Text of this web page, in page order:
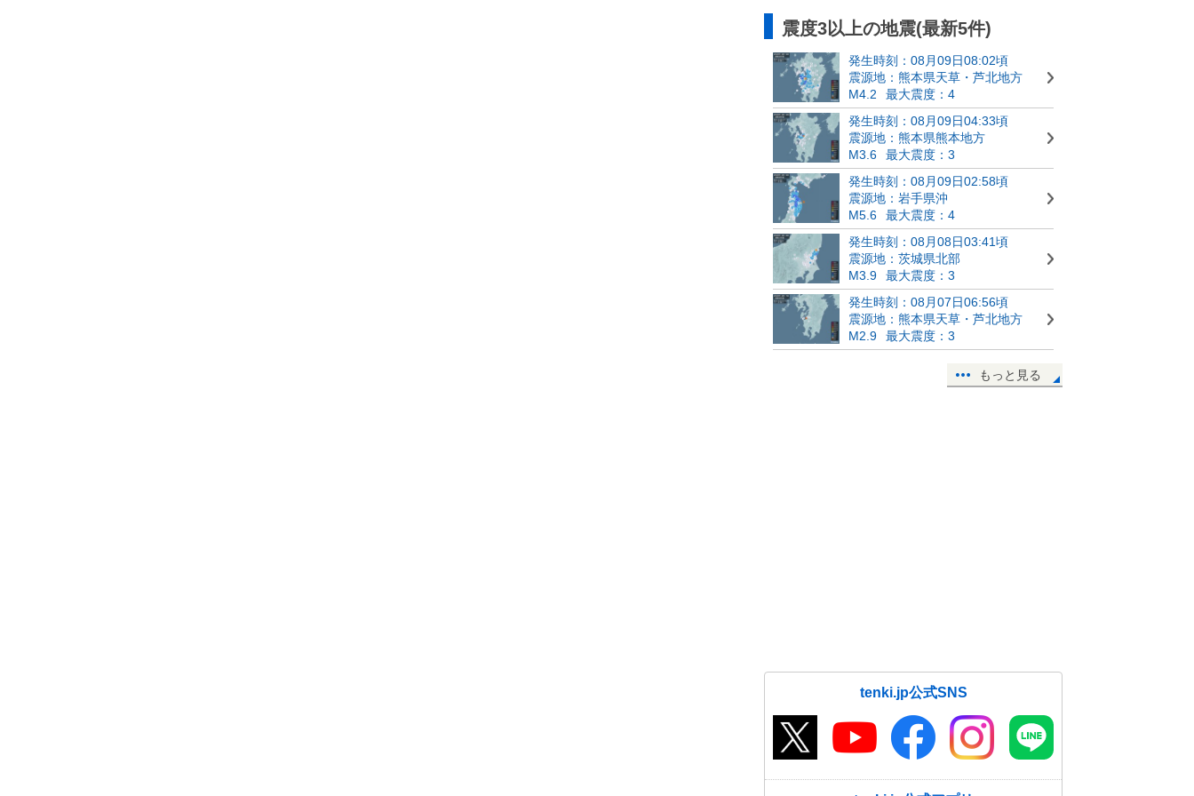
震度3以上の地震(最新5件)
発生時刻：08月09日08:02頃
震源地：熊本県天草・芦北地方
M4.2
最大震度：4
発生時刻：08月09日04:33頃
震源地：熊本県熊本地方
M3.6
最大震度：3
発生時刻：08月09日02:58頃
震源地：岩手県沖
M5.6
最大震度：4
発生時刻：08月08日03:41頃
震源地：茨城県北部
M3.9
最大震度：3
発生時刻：08月07日06:56頃
震源地：熊本県天草・芦北地方
M2.9
最大震度：3
もっと見る
tenki.jp公式SNS